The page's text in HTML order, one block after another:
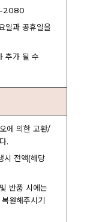
2080
일과 공휴일을
추가 될 수
에 의한 교환/
.
시 전액(해당
반품 시에는
원해주시기